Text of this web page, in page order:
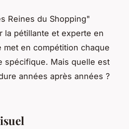
Reines du Shopping"
la pétillante et experte en
en compétition chaque
spécifique. Mais quelle est
années après années ?